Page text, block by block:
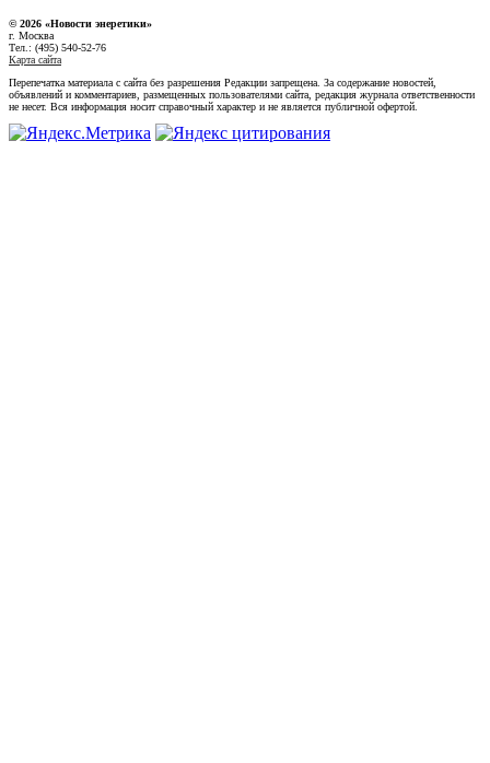
© 2026 «Новости энеретики»
г. Москва
Тел.: (495) 540-52-76
Карта сайта
Перепечатка материала с сайта без разрешения Редакции запрещена. За содержание новостей,
объявлений и комментариев, размещенных пользователями сайта, редакция журнала ответственности
не несет. Вся информация носит справочный характер и не является публичной офертой.